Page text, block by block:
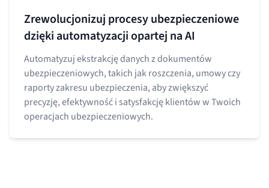
Zrewolucjonizuj procesy ubezpieczeniowe
dzięki automatyzacji opartej na AI
Automatyzuj ekstrakcję danych z dokumentów
ubezpieczeniowych, takich jak roszczenia, umowy czy
raporty zakresu ubezpieczenia, aby zwiększyć
precyzję, efektywność i satysfakcję klientów w Twoich
operacjach ubezpieczeniowych.